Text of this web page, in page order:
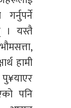
। यस्तै
हामी
पनि